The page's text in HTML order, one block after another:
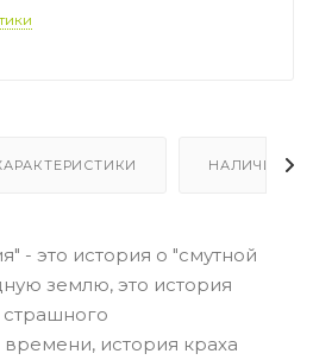
НАЛИЧИЕ
- это история о "смутной
землю, это история
история краха